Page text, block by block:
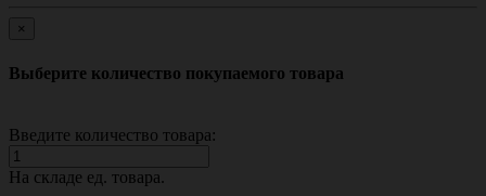
×
Выберите количество покупаемого товара
Введите количество товара:
На складе ед. товара.